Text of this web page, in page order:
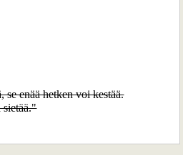
se enää hetken voi kestää.
sietää."